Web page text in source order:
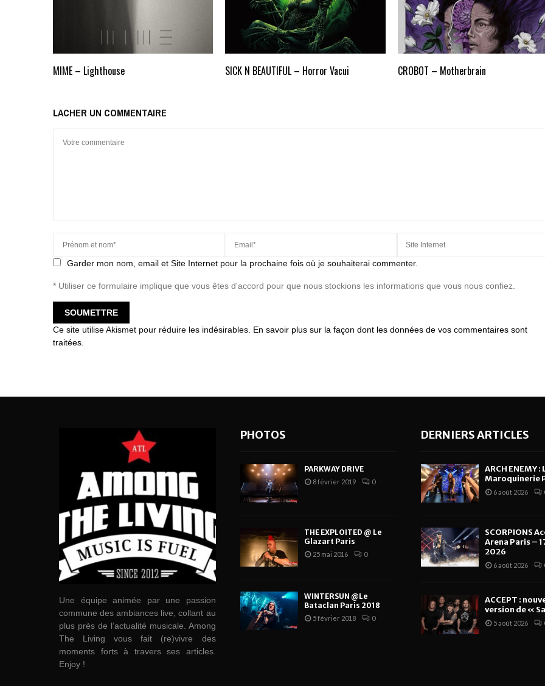
MIME – Lighthouse SICK N BEAUTIFUL – Horror Vacui CROBOT – Motherbrain
LACHER UN COMMENTAIRE
Garder mon nom, email et Site Internet pour la prochaine fois où je souhaiterai commenter.
* Utiliser ce formulaire implique que vous êtes d'accord pour que nous stockions les informations que vous nous confiez.
Ce site utilise Akismet pour réduire les indésirables. En savoir plus sur la façon dont les données de vos commentaires sont
traitées
Une équipe animée par une passion
commune des ambiances live, collant au
plus près de l’actualité musicale. Among
The Living vous fait (re)vivre des
moments forts à travers ses articles.
Enjoy !
PHOTOS
PARKWAY DRIVE
8 février 2019 0
THE EXPLOITED @ Le
Glazart Paris
25 mai 2016 0
WINTERSUN @Le
Bataclan Paris 2018
5 février 2018 0
DERNIERS ARTICLES
ARCH ENEMY :
Maroquinerie
6 août 2026
SCORPIONS
Arena Paris –
2026
6 août 2026
ACCEPT :
version de «
5 août 2026